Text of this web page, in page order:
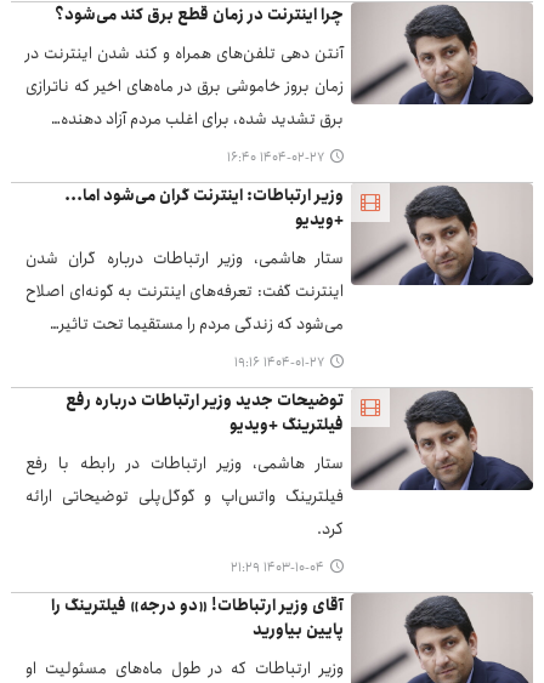
چرا اینترنت در زمان قطع برق کند می‌شود؟
آنتن دهی تلفن‌های همراه و کند شدن اینترنت در
زمان بروز خاموشی برق در ماه‌های اخیر که ناترازی
برق تشدید شده، برای اغلب مردم آزاد دهنده…
۱۴۰۴-۰۲-۲۷ ۱۶:۴۰
وزیر ارتباطات: اینترنت گران می‌شود اما...
+ویدیو
ستار هاشمی، وزیر ارتباطات درباره گران شدن
اینترنت گفت: تعرفه‌های اینترنت به گونه‌ای اصلاح
می‌شود که زندگی مردم را مستقیما تحت تاثیر…
۱۴۰۴-۰۱-۲۷ ۱۹:۱۶
توضیحات جدید وزیر ارتباطات درباره رفع
فیلترینگ +ویدیو
ستار هاشمی، وزیر ارتباطات در رابطه با رفع
فیلترینگ واتس‌اپ و گوگل‌پلی توضیحاتی ارائه
کرد.
۱۴۰۳-۱۰-۰۴ ۲۱:۲۹
آقای وزیر ارتباطات! «دو درجه» فیلترینگ را
پایین بیاورید
وزیر ارتباطات که در طول ماه‌های مسئولیت او